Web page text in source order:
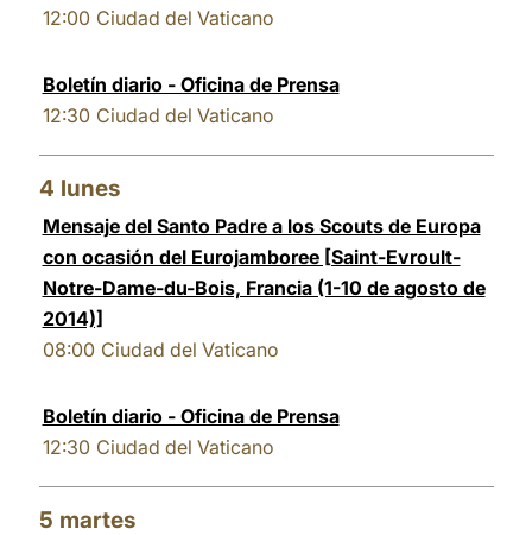
12:00 Ciudad del Vaticano
Boletín diario - Oficina de Prensa
12:30 Ciudad del Vaticano
4 lunes
Mensaje del Santo Padre a los Scouts de Europa
con ocasión del Eurojamboree [Saint-Evroult-
Notre-Dame-du-Bois, Francia (1-10 de agosto de
2014)]
08:00 Ciudad del Vaticano
Boletín diario - Oficina de Prensa
12:30 Ciudad del Vaticano
5 martes